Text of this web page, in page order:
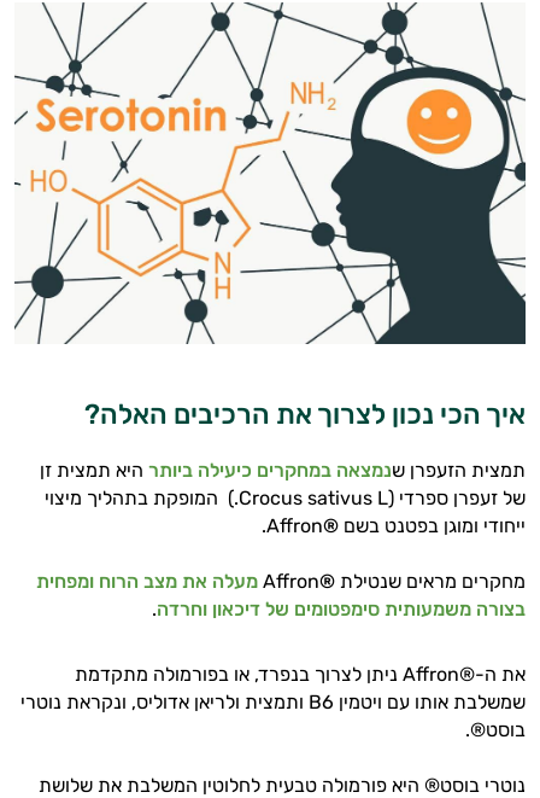
איך הכי נכון לצרוך את הרכיבים האלה?
תמצית הזעפרן שנמצאה במחקרים כיעילה ביותר היא תמצית זן
של זעפרן ספרדי (Crocus sativus L.) המופקת בתהליך מיצוי
ייחודי ומוגן בפטנט בשם ®
Affron.
מחקרים מראים שנטילת ®
Affron מעלה את מצב הרוח ומפחית
בצורה משמעותית סימפטומים של דיכאון וחרדה.
את ה-®Affron ניתן לצרוך בנפרד, או בפורמולה מתקדמת
שמשלבת אותו עם ויטמין B6 ותמצית ולריאן אדוליס, ונקראת נוטרי
בוסט®.
נוטרי בוסט® היא פורמולה טבעית לחלוטין המשלבת את שלושת
המטרה שלי היא להתאים עבורך המלצות
אישיות מבוססות מדעית.
זה הזמן להתחיל. איך אוכל לעזור?